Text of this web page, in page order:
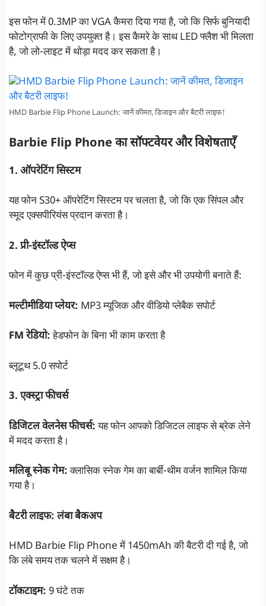
इस फोन में 0.3MP का VGA कैमरा दिया गया है, जो कि सिर्फ बुनियादी
फोटोग्राफी के लिए उपयुक्त है। इस कैमरे के साथ LED फ्लैश भी मिलता
है, जो लो-लाइट में थोड़ा मदद कर सकता है।
HMD Barbie Flip Phone Launch: जानें कीमत, डिजाइन और बैटरी लाइफ!
Barbie Flip Phone का सॉफ्टवेयर और विशेषताएँ
1. ऑपरेटिंग सिस्टम
यह फोन S30+ ऑपरेटिंग सिस्टम पर चलता है, जो कि एक सिंपल और
स्मूद एक्सपीरियंस प्रदान करता है।
2. प्री-इंस्टॉल्ड ऐप्स
फोन में कुछ प्री-इंस्टॉल्ड ऐप्स भी हैं, जो इसे और भी उपयोगी बनाते हैं:
मल्टीमीडिया प्लेयर: MP3 म्यूजिक और वीडियो प्लेबैक सपोर्ट
FM रेडियो:हेडफोन के बिना भी काम करता है
ब्लूटूथ 5.0 सपोर्ट
3. एक्स्ट्रा फीचर्स
डिजिटल वेलनेस फीचर्स:यह फोन आपको डिजिटल लाइफ से ब्रेक लेने
में मदद करता है।
मलिबू स्नेक गेम:क्लासिक स्नेक गेम का बार्बी-थीम वर्जन शामिल किया
गया है।
बैटरी लाइफ: लंबा बैकअप
HMD Barbie Flip Phone में 1450mAh की बैटरी दी गई है, जो
कि लंबे समय तक चलने में सक्षम है।
टॉकटाइम: 9 घंटे तक